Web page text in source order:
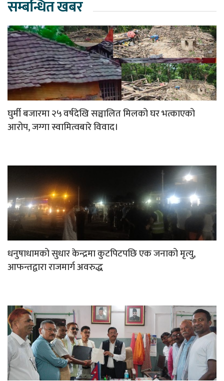
सम्बन्धित खबर
घुर्मी बजारमा २५ वर्षदेखि सञ्चालित मिलको घर भत्काएको
आरोप, जग्गा स्वामित्वबारे विवाद।
धनुषाधामको सुधार केन्द्रमा कुटपिटपछि एक जनाको मृत्यु,
आफन्तद्वारा राजमार्ग अवरुद्ध